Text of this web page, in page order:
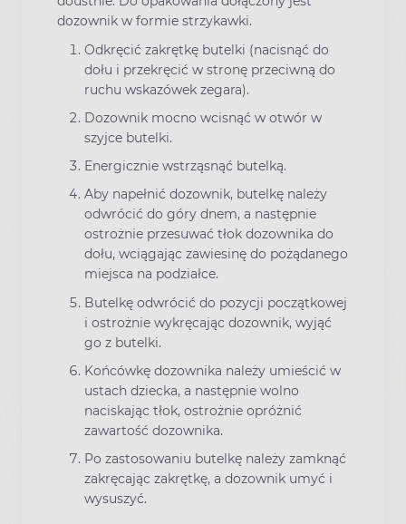
dozownik w formie strzykawki.
Odkręcić zakrętkę butelki (nacisnąć do
dołu i przekręcić w stronę przeciwną do
ruchu wskazówek zegara).
Dozownik mocno wcisnąć w otwór w
szyjce butelki.
Energicznie wstrząsnąć butelką.
Aby napełnić dozownik, butelkę należy
odwrócić do góry dnem, a następnie
ostrożnie przesuwać tłok dozownika do
dołu, wciągając zawiesinę do pożądanego
miejsca na podziałce.
Butelkę odwrócić do pozycji początkowej
i ostrożnie wykręcając dozownik, wyjąć
go z butelki.
Końcówkę dozownika należy umieścić w
ustach dziecka, a następnie wolno
naciskając tłok, ostrożnie opróżnić
zawartość dozownika.
Po zastosowaniu butelkę należy zamknąć
zakręcając zakrętkę, a dozownik umyć i
wysuszyć.